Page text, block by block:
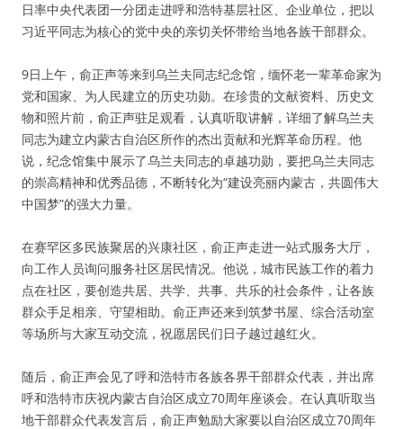
日率中央代表团一分团走进呼和浩特基层社区、企业单位，把以
习近平同志为核心的党中央的亲切关怀带给当地各族干部群众。
9日上午，俞正声等来到乌兰夫同志纪念馆，缅怀老一辈革命家为
党和国家、为人民建立的历史功勋。在珍贵的文献资料、历史文
物和照片前，俞正声驻足观看，认真听取讲解，详细了解乌兰夫
同志为建立内蒙古自治区所作的杰出贡献和光辉革命历程。他
说，纪念馆集中展示了乌兰夫同志的卓越功勋，要把乌兰夫同志
的崇高精神和优秀品德，不断转化为“建设亮丽内蒙古，共圆伟大
中国梦”的强大力量。
在赛罕区多民族聚居的兴康社区，俞正声走进一站式服务大厅，
向工作人员询问服务社区居民情况。他说，城市民族工作的着力
点在社区，要创造共居、共学、共事、共乐的社会条件，让各族
群众手足相亲、守望相助。俞正声还来到筑梦书屋、综合活动室
等场所与大家互动交流，祝愿居民们日子越过越红火。
随后，俞正声会见了呼和浩特市各族各界干部群众代表，并出席
呼和浩特市庆祝内蒙古自治区成立70周年座谈会。在认真听取当
地干部群众代表发言后，俞正声勉励大家要以自治区成立70周年